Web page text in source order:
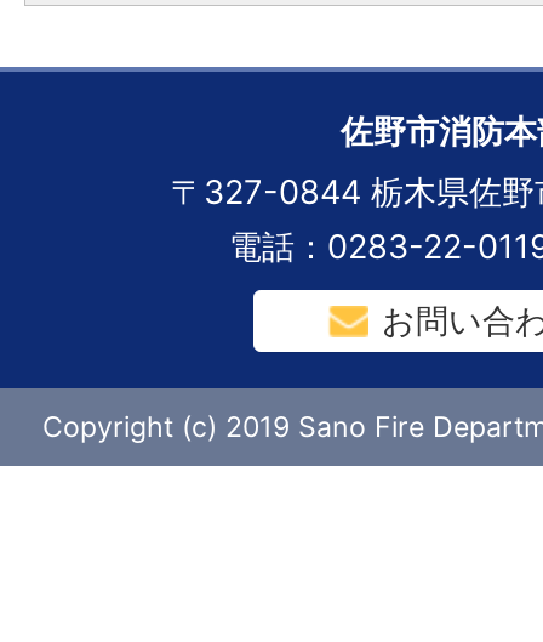
佐野市消防
〒327-0844 栃木県佐野
電話：0283-22-
お問い合
Copyright (c) 2019 Sano Fire